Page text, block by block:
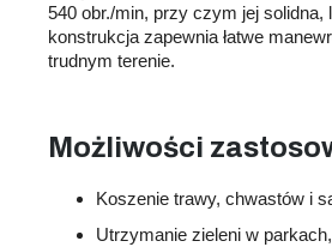
540 obr./min, przy czym jej solidna,
konstrukcja zapewnia łatwe
trudnym terenie.
Możliwości
Koszenie trawy, chwastów i
Utrzymanie zieleni w